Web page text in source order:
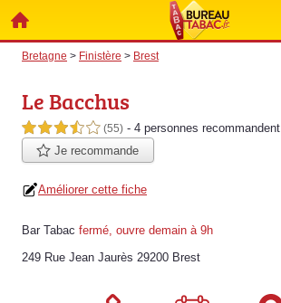
Bretagne > Finistère > Brest
Le Bacchus
3,5 étoiles sur 5 (55) - 4 personnes recommandent
Je recommande
Améliorer cette fiche
Bar Tabac fermé, ouvre demain à 9h
249 Rue Jean Jaurès 29200 Brest